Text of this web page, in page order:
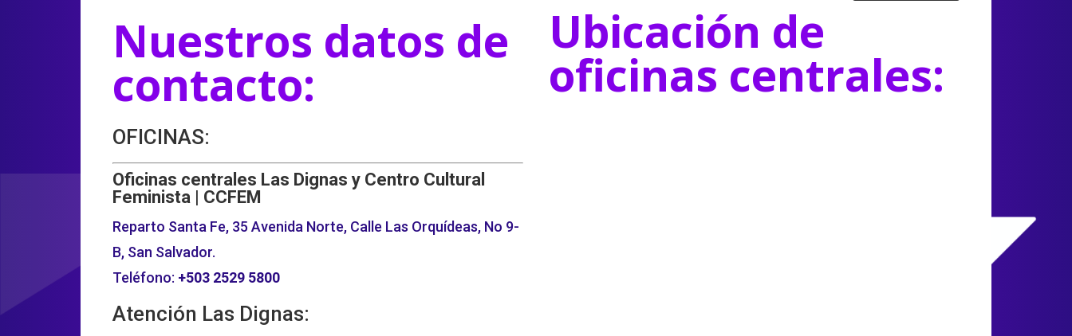
Nuestros datos de
contacto:
OFICINAS:
Oficinas centrales Las Dignas y Centro Cultural
Feminista | CCFEM
Reparto Santa Fe, 35 Avenida Norte, Calle Las Orquídeas, No 9-
B, San Salvador.
Teléfono: +503 2529 5800
Atención Las Dignas:
Ubicación de
oficinas centrales: